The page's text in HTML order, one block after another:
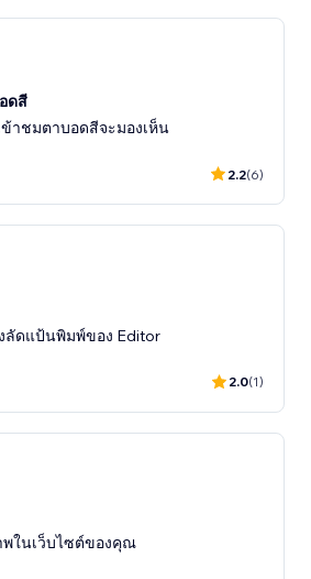
ดสี
าชมตาบอดสีจะมองเห็น
2.2(6)
ลัดแป้นพิมพ์ของ Editor
2.0(1)
พในเว็บไซต์ของคุณ